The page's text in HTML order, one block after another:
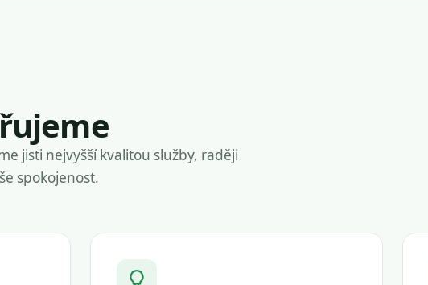
jisti nejvyšší kvalitou služby, raději
spokojenost.